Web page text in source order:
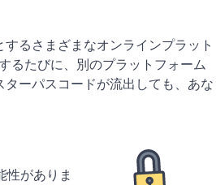
るさまざまなオンラインプラット
るたびに、別のプラットフォーム
ーパスコードが流出しても、あな
性がありま